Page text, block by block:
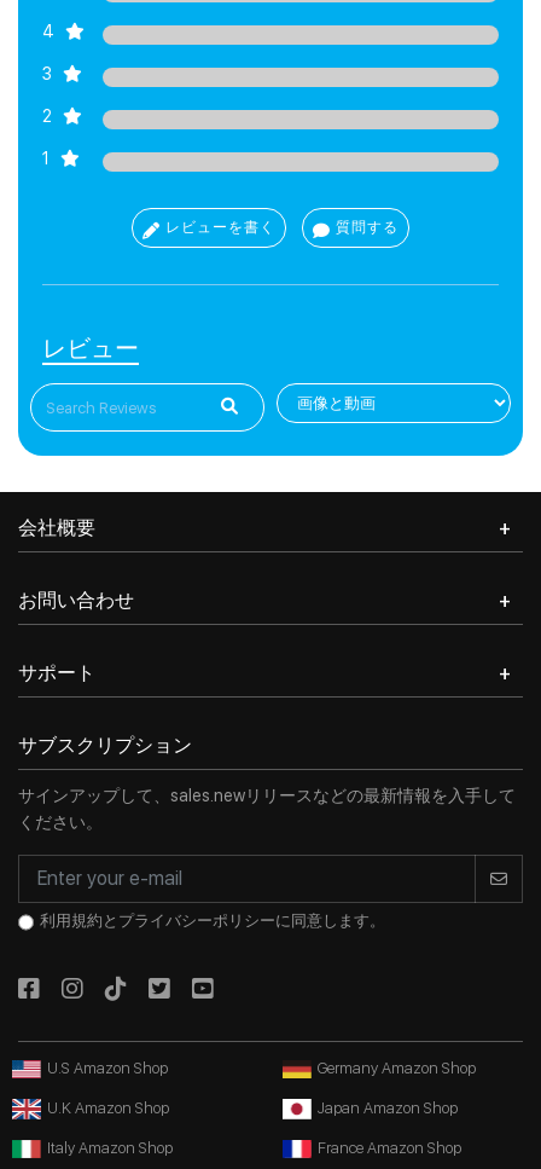
4
3
2
1
レビューを書く 質問する
レビュー
会社概要
お問い合わせ
サポート
サブスクリプション
サインアップして、sales.newリリースなどの最新情報を入手して
ください。
利用規約とプライバシーポリシーに同意します。
U.S Amazon Shop Germany Amazon Shop
U.K Amazon Shop Japan Amazon Shop
Italy Amazon Shop France Amazon Shop